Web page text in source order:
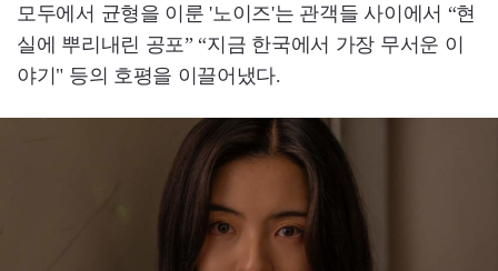
모두에서 균형을 이룬 '노이즈'는 관객들 사이에서 “현
실에 뿌리내린 공포” “지금 한국에서 가장 무서운 이
야기" 등의 호평을 이끌어냈다.